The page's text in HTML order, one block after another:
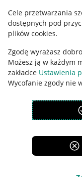
Cele przetwarzania
dostępnych pod
plików cookies.
Zgodę wyrażasz
Możesz ją w każdym
zakładce Ustawienia
Wycofanie zgody nie
polityka plików
Pobierz aplikację
Korzystanie z